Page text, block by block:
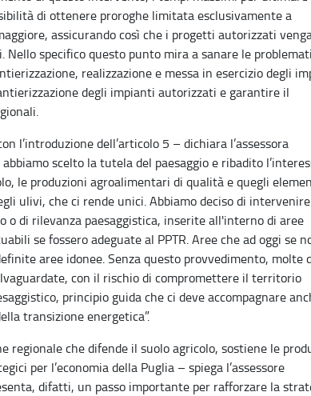
di ottenere proroghe limitata esclusivamente a
assicurando così che i progetti autorizzati
specifico questo punto mira a sanare le
realizzazione e messa in esercizio degli
degli impianti autorizzati e garantire il
l’introduzione dell’articolo 5 – dichiara l’assessora
scelto la tutela del paesaggio e ribadito
le produzioni agroalimentari di qualità e quegli
ulivi, che ci rende unici. Abbiamo deciso di
o di rilevanza paesaggistica, inserite all'interno di aree
se fossero adeguate al PPTR. Aree che ad oggi se
aree idonee. Senza questo provvedimento, molte
con il rischio di compromettere il territorio
principio guida che ci deve accompagnare
transizione energetica”.
regionale che difende il suolo agricolo, sostiene le
per l’economia della Puglia – spiega l’assessore
difatti, un passo importante per rafforzare la